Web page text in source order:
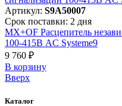
Артикул: S9A50007
Срок поставки: 2 дня
MX+OF Расцепитель
100-415В AC Systeme9
9 760 ₽
В корзинy
Вверх
Каталог